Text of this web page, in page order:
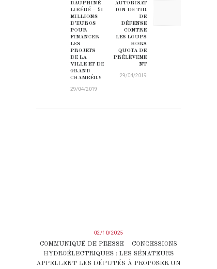
Previous post:
DAUPHINÉ
LIBÉRÉ – 51
MILLIONS
D’EUROS
POUR
FINANCER
LES
PROJETS
DE LA
VILLE ET DE
GRAND
CHAMBÉRY
29/04/2019
AUTORISAT
ION DE TIR
DE
DÉFENSE
CONTRE
LES LOUPS
HORS
QUOTA DE
PRÉLÈVEME
NT
29/04/2019
02/10/2025
COMMUNIQUÉ DE PRESSE – CONCESSIONS
HYDROÉLECTRIQUES : LES SÉNATEURS
APPELLENT LES DÉPUTÉS À PROPOSER UN